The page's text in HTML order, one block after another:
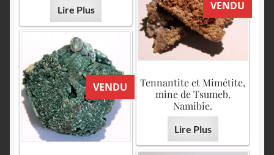
Lire Plus VENDU
Tennantite et Mimétite,
mine de Tsumeb,
Namibie.
Lire Plus
VENDU